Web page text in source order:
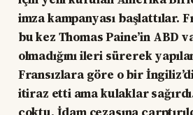
imza kampanyası başlattılar.
bu kez Thomas Paine’in ABD
olmadığını ileri sürerek
Fransızlara göre o bir
itiraz etti ama kulaklar